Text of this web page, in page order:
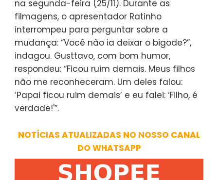
na segunda-feira (25/11). Durante as
filmagens, o apresentador Ratinho
interrompeu para perguntar sobre a
mudança: “Você não ia deixar o bigode?”,
indagou. Gusttavo, com bom humor,
respondeu: “Ficou ruim demais. Meus filhos
não me reconheceram. Um deles falou:
‘Papai ficou ruim demais’ e eu falei: ‘Filho, é
verdade!'”.
NOTÍCIAS ATUALIZADAS NO NOSSO CANAL
DO WHATSAPP